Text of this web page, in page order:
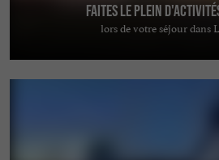
Faites le plein
lors de votre séjour dans